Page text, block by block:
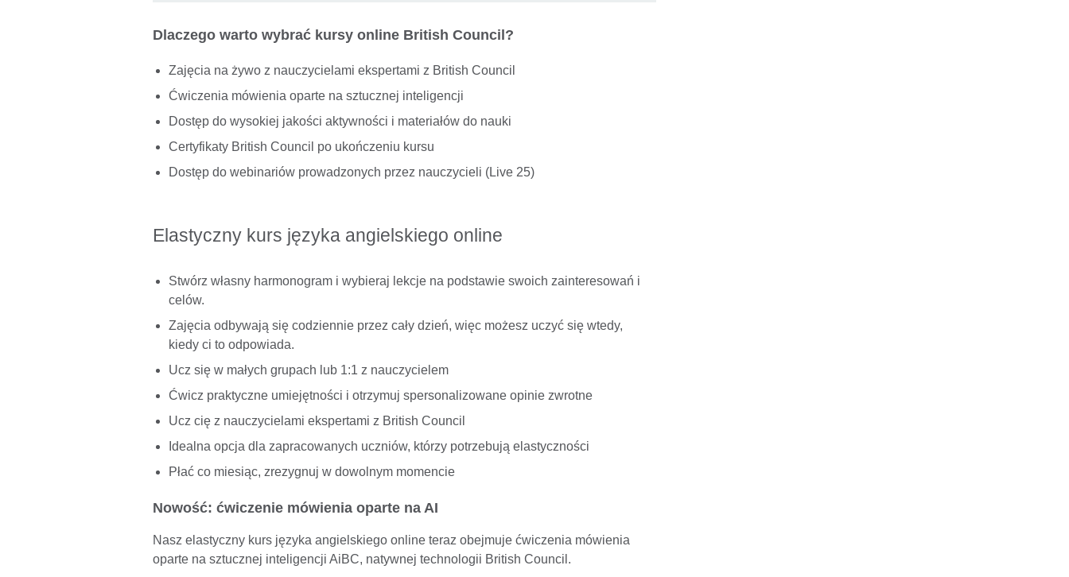
Dlaczego warto wybrać kursy online British Council?
Zajęcia na żywo z nauczycielami ekspertami z British Council
Ćwiczenia mówienia oparte na sztucznej inteligencji
Dostęp do wysokiej jakości aktywności i materiałów do nauki
Certyfikaty British Council po ukończeniu kursu
Dostęp do webinariów prowadzonych przez nauczycieli (Live 25)
Elastyczny kurs języka angielskiego online
Stwórz własny harmonogram i wybieraj lekcje na podstawie swoich zainteresowań i
celów.
Zajęcia odbywają się codziennie przez cały dzień, więc możesz uczyć się wtedy,
kiedy ci to odpowiada.
Ucz się w małych grupach lub 1:1 z nauczycielem
Ćwicz praktyczne umiejętności i otrzymuj spersonalizowane opinie zwrotne
Ucz cię z nauczycielami ekspertami z British Council
Idealna opcja dla zapracowanych uczniów, którzy potrzebują elastyczności
Płać co miesiąc, zrezygnuj w dowolnym momencie
Nowość: ćwiczenie mówienia oparte na AI
Nasz elastyczny kurs języka angielskiego online teraz obejmuje ćwiczenia mówienia
oparte na sztucznej inteligencji AiBC, natywnej technologii British Council.